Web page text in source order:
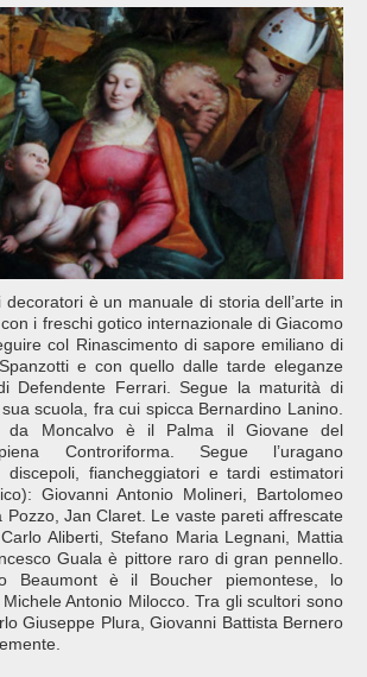
decoratori è un manuale di storia dell’arte in
i freschi gotico internazionale di Giacomo
col Rinascimento di sapore emiliano di
e con quello dalle tarde eleganze
Defendente Ferrari. Segue la maturità di
scuola, fra cui spicca Bernardino Lanino.
da Moncalvo è il Palma il Giovane del
Controriforma. Segue l’uragano
discepoli, fiancheggiatori e tardi estimatori
Giovanni Antonio Molineri, Bartolomeo
Pozzo, Jan Claret. Le vaste pareti affrescate
Aliberti, Stefano Maria Legnani, Mattia
Guala è pittore raro di gran pennello.
Beaumont è il Boucher piemontese, lo
Antonio Milocco. Tra gli scultori sono
Giuseppe Plura, Giovanni Battista Bernero